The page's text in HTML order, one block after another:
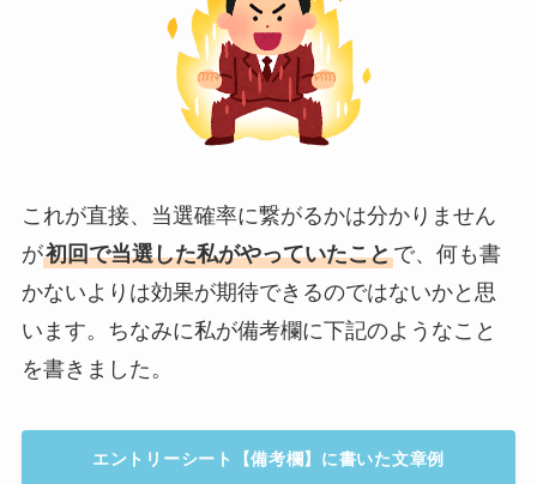
これが直接、当選確率に繋がるかは分かりません
が初回で当選した私がやっていたことで、何も書
かないよりは効果が期待できるのではないかと思
います。ちなみに私が備考欄に下記のようなこと
を書きました。
エントリーシート【備考欄】に書いた文章例